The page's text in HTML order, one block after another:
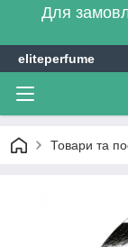
Для
eliteperfume
Товари та